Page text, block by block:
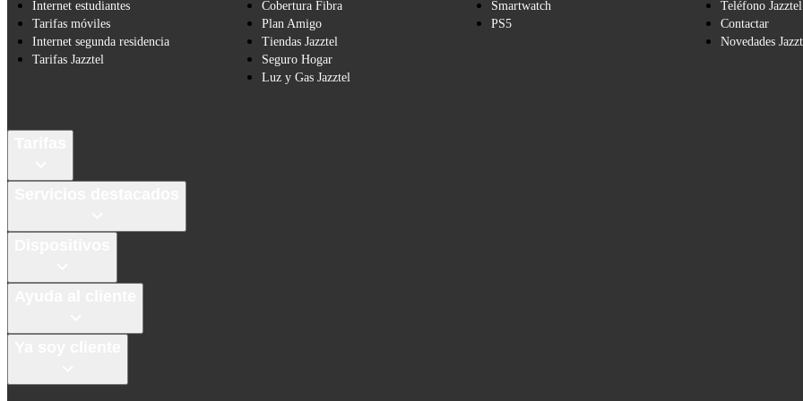
Internet estudiantes
Tarifas móviles
Internet segunda residencia
Tarifas Jazztel
Cobertura Fibra
Plan Amigo
Tiendas Jazztel
Seguro Hogar
Luz y Gas Jazztel
Smartwatch
PS5
Teléfono Jazztel
Contactar
Novedades